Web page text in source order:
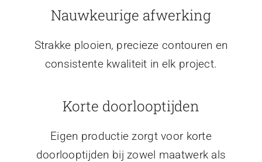
Nauwkeurige afwerking
Strakke plooien, precieze contouren en
consistente kwaliteit in elk project.
Korte doorlooptijden
Eigen productie zorgt voor korte
doorlooptijden bij zowel maatwerk als